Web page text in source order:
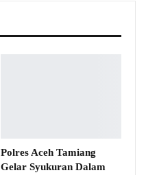
Polres Aceh Tamiang
Gelar Syukuran Dalam